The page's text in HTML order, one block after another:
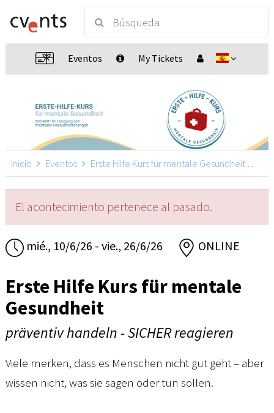
Eventos My Tickets
Inicio Eventos Erste Hilfe Kurs für mentale Gesundheit
El acontecimiento pertenece al pasado.
mié., 10/6/26 - vie., 26/6/26 ONLINE
Erste Hilfe Kurs für mentale
Gesundheit
präventiv handeln - SICHER reagieren
Viele merken, dass es Menschen nicht gut geht – aber
wissen nicht, was sie sagen oder tun sollen.